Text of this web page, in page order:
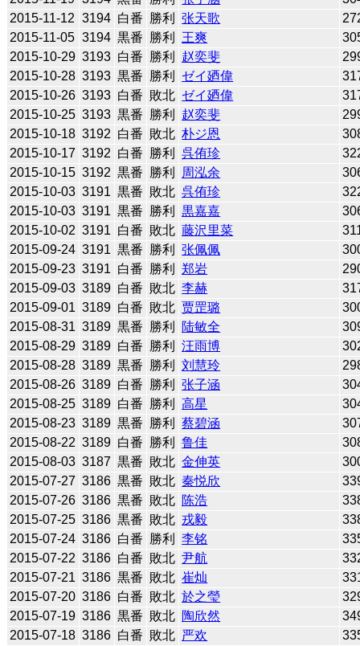
2015-11-12 3194 白番 勝利 张天歌
2015-11-05 3194 黒番 勝利 王爽
2015-10-29 3193 白番 勝利 赵奕斐
2015-10-28 3193 黒番 勝利 ゼイ廼偉
2015-10-26 3193 白番 敗北 ゼイ廼偉
2015-10-25 3193 黒番 勝利 赵奕斐
2015-10-18 3192 白番 敗北 朴ジ恩
2015-10-17 3192 白番 勝利 呉侑珍
2015-10-15 3192 黒番 勝利 周泓余
2015-10-03 3191 黒番 敗北 呉侑珍
2015-10-03 3191 黒番 勝利 黒嘉嘉
2015-10-02 3191 白番 敗北 藤沢里菜
2015-09-24 3191 黒番 勝利 张佩佩
2015-09-23 3191 白番 勝利 郑岩
2015-09-03 3189 白番 敗北 李赫
2015-09-01 3189 白番 敗北 贾罡璐
2015-08-31 3189 黒番 勝利 陆敏全
2015-08-29 3189 白番 勝利 汪雨博
2015-08-28 3189 黒番 勝利 刘慧玲
2015-08-26 3189 白番 勝利 张子涵
2015-08-25 3189 白番 勝利 高星
2015-08-23 3189 黒番 勝利 蔡碧涵
2015-08-22 3189 白番 勝利 鲁佳
2015-08-03 3187 黒番 敗北 金伸英
2015-07-27 3186 黒番 敗北 秦悦欣
2015-07-26 3186 黒番 敗北 陈浩
2015-07-25 3186 黒番 敗北 戎毅
2015-07-24 3186 白番 勝利 李铭
2015-07-22 3186 白番 敗北 尹航
2015-07-21 3186 黒番 敗北 崔灿
2015-07-20 3186 白番 敗北 於之瑩
2015-07-19 3186 黒番 敗北 陶欣然
2015-07-18 3186 白番 敗北 严欢